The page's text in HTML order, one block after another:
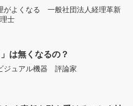
がよくなる 一般社団法人経理革新
士
は無くなるの？
ジュアル機器 評論家